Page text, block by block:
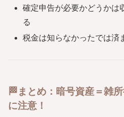
確定申告が必要かどうかは
る
税金は知らなかったでは済
🏁まとめ：暗号資産＝雑
に注意！